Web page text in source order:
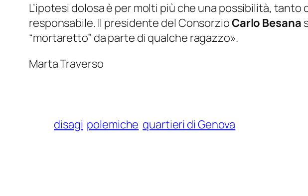
L’ipotesi dolosa è per molti più che una possibilità,
responsabile. Il presidente del ConsorzioCarlo Besana
“mortaretto” da parte di qualche ragazzo».
Marta Traverso
disagi polemiche quartieri di Genova